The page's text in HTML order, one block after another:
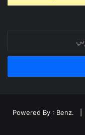
Powered By : Benz.